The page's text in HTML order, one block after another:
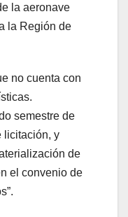
la aeronave
la Región de
no cuenta con
semestre de
licitación, y
de
el convenio de